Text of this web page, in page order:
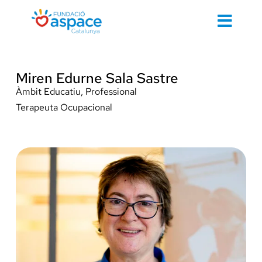
Contacte
Miren Edurne Sala Sastre
Àmbit Educatiu, Professional
Terapeuta Ocupacional